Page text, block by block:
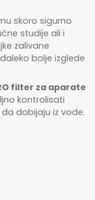
skoro sigurno
studije ali i
zalivane
bolje izglede
filter za aparate
kontrolisati
dobijaju iz vode.